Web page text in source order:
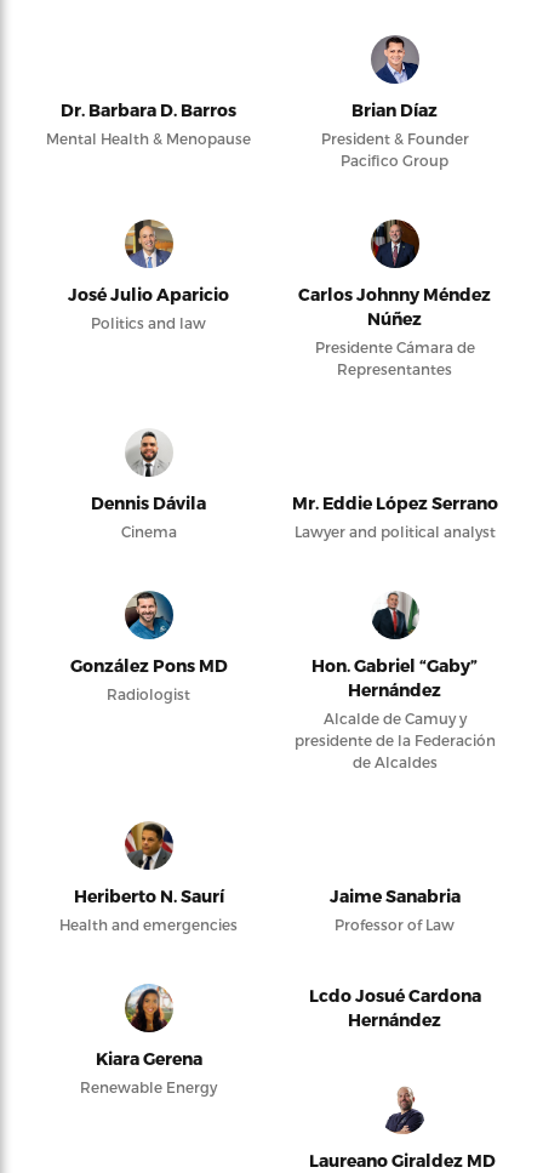
Dr. Barbara D. Barros
Mental Health & Menopause
Brian Díaz
President & Founder
Pacifico Group
José Julio Aparicio
Politics and law
Carlos Johnny Méndez
Núñez
Presidente Cámara de
Representantes
Dennis Dávila
Cinema
Mr. Eddie López Serrano
Lawyer and political analyst
González Pons MD
Radiologist
Hon. Gabriel “Gaby”
Hernández
Alcalde de Camuy y
presidente de la Federación
de Alcaldes
Heriberto N. Saurí
Health and emergencies
Jaime Sanabria
Professor of Law
Kiara Gerena
Renewable Energy
Lcdo Josué Cardona
Hernández
Laureano Giraldez MD